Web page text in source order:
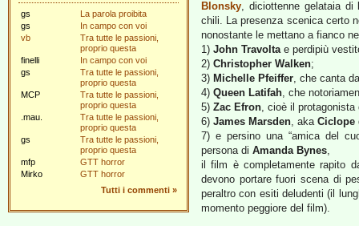
gs
La parola proibita
gs
In campo con voi
vb
Tra tutte le passioni,
proprio questa
finelli
In campo con voi
gs
Tra tutte le passioni,
proprio questa
MCP
Tra tutte le passioni,
proprio questa
.mau.
Tra tutte le passioni,
proprio questa
gs
Tra tutte le passioni,
proprio questa
mfp
GTT horror
Mirko
GTT horror
Tutti i commenti »
Blonsky, diciottenne gelataia di
chili. La presenza scenica certo
nonostante le mettano a fianco
1) John Travoltae perdipiù
2) Christopher Walken;
3) Michelle Pfeiffer, che canta
4) Queen Latifah, che
5) Zac Efron, cioè il
6) James Marsden, aka Ciclope
7) e persino una “amica del
persona di Amanda Bynes,
il film è completamente rapito
devono portare fuori scena di
peraltro con esiti deludenti (il
momento peggiore del film).